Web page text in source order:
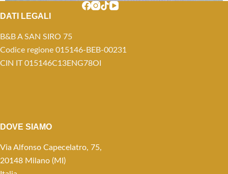
DATI LEGALI
B&B A SAN SIRO 75
Codice regione 015146-BEB-00231
CIN IT 015146C13ENG78OI
DOVE SIAMO
Via Alfonso Capecelatro, 75,
20148 Milano (MI)